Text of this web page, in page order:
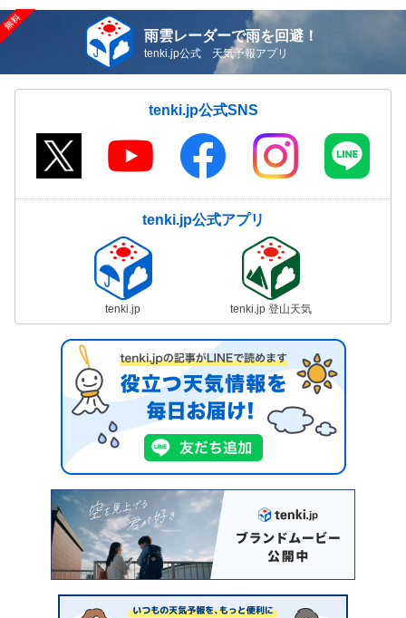
雨雲レーダーで雨を回避！
tenki.jp公式 天気予報アプリ
tenki.jp公式SNS
tenki.jp公式アプリ
tenki.jp tenki.jp 登山天気